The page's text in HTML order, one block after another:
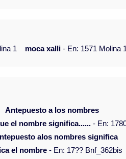
1 moca xalli - En: 1571 Molina
Antepuesto a los nombres
el nombre significa...... - En:
alos nombres significa
el nombre - En: 17?? Bnf_362bis